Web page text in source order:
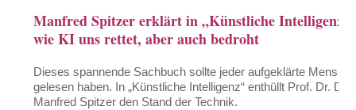
Manfred Spitzer erklärt in „Künstliche Intelligenz“
wie KI uns rettet, aber auch bedroht
Dieses spannende Sachbuch sollte jeder aufgeklärte Mensch
gelesen haben. In „Künstliche Intelligenz“ enthüllt Prof. Dr. Dr.
Manfred Spitzer den Stand der Technik.